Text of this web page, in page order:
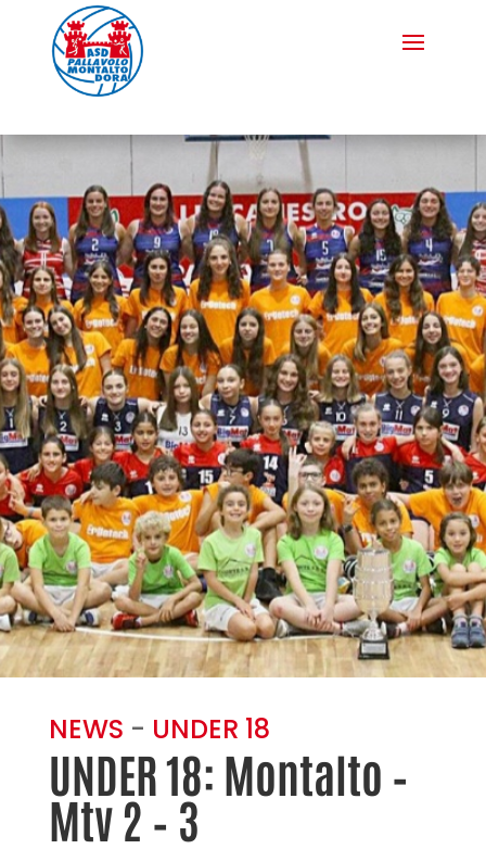
NEWS - UNDER 18
UNDER 18: Montalto –
Mtv 2 – 3